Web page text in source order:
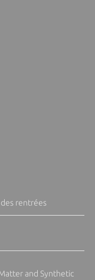
rentrées
and Synthetic